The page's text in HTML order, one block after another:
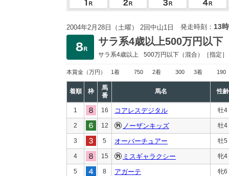
2004年2月28日（土曜） 2回中山1日 発走時刻： 13
サラ系4歳以上500万円以下
サラ系4歳以上 500万円以下 （混合）［指定］
本賞金 （万円） 1着 750 2着 300 3着 190
着順 枠
馬
番
馬名 性齢
1 16 コアレスデジタル 牡4
2 12 ノーザンキッズ 牡4
3 5 オーバーチュアー 牡5
4 15 ミスギャラクシー 牝4
5 8 アガーテ 牝6